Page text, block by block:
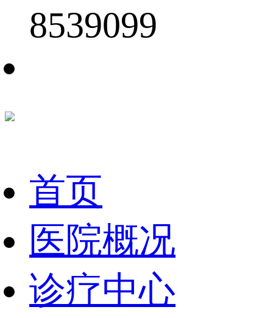
8539099
首页
医院概况
诊疗中心